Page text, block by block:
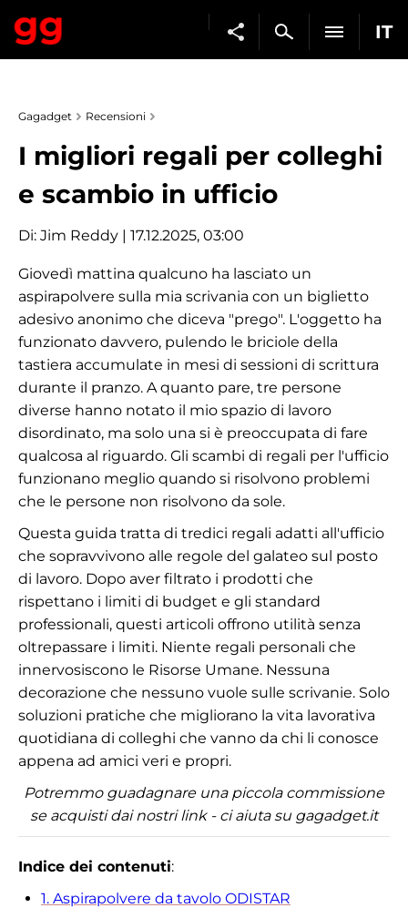
IT
Gagadget Recensioni
I migliori regali per colleghi
e scambio in ufficio
Di: Jim Reddy | 17.12.2025, 03:00
Giovedì mattina qualcuno ha lasciato un
aspirapolvere sulla mia scrivania con un biglietto
adesivo anonimo che diceva "prego". L'oggetto ha
funzionato davvero, pulendo le briciole della
tastiera accumulate in mesi di sessioni di scrittura
durante il pranzo. A quanto pare, tre persone
diverse hanno notato il mio spazio di lavoro
disordinato, ma solo una si è preoccupata di fare
qualcosa al riguardo. Gli scambi di regali per l'ufficio
funzionano meglio quando si risolvono problemi
che le persone non risolvono da sole.
Questa guida tratta di tredici regali adatti all'ufficio
che sopravvivono alle regole del galateo sul posto
di lavoro. Dopo aver filtrato i prodotti che
rispettano i limiti di budget e gli standard
professionali, questi articoli offrono utilità senza
oltrepassare i limiti. Niente regali personali che
innervosiscono le Risorse Umane. Nessuna
decorazione che nessuno vuole sulle scrivanie. Solo
soluzioni pratiche che migliorano la vita lavorativa
quotidiana di colleghi che vanno da chi li conosce
appena ad amici veri e propri.
Potremmo guadagnare una piccola commissione
se acquisti dai nostri link - ci aiuta su gagadget.it
Indice dei contenuti:
1. Aspirapolvere da tavolo ODISTAR